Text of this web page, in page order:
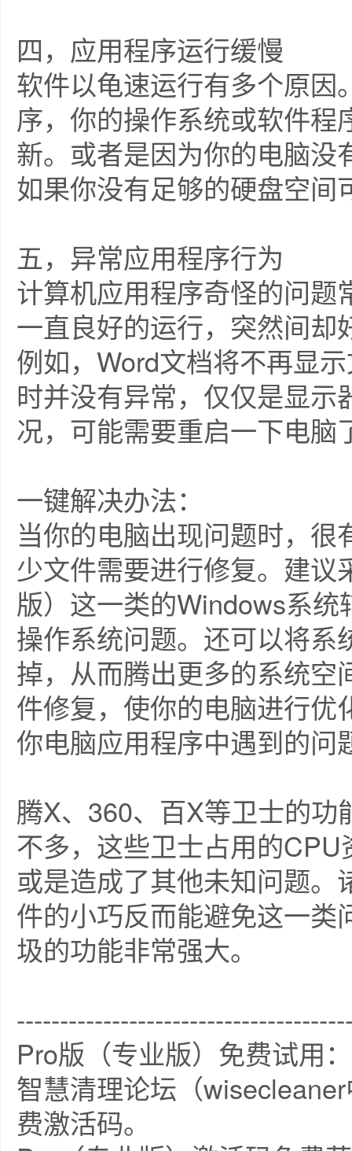
四，应用程序运行缓慢
软件以龟速运行有多个原
序，你的操作系统或软件
新。或者是因为你的电脑
如果你没有足够的硬盘空
五，异常应用程序行为
计算机应用程序奇怪的问
一直良好的运行，突然间
例如，Word文档将不再显
时并没有异常，仅仅是显
况，可能需要重启一下电脑
一键解决办法：
当你的电脑出现问题时，
少文件需要进行修复。建
版）这一类的Windows系
操作系统问题。还可以将
掉，从而腾出更多的系统
件修复，使你的电脑进行
你电脑应用程序中遇到的
腾X、360、百X等卫士的
不多，这些卫士占用的
或是造成了其他未知问题
件的小巧反而能避免这一
圾的功能非常强大。
Pro版（专业版）免费试用：
智慧清理论坛（
费激活码。